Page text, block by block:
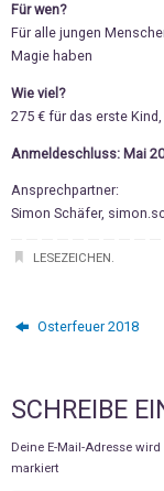
Für wen?
Für alle jungen
Magie haben
Wie viel?
275 € für das erste
Anmeldeschluss: Mai
Ansprechpartner:
Simon Schäfer,
LESEZEICHEN
Osterfeuer 2018
SCHREIBE
Deine E-Mail-Adresse
markiert